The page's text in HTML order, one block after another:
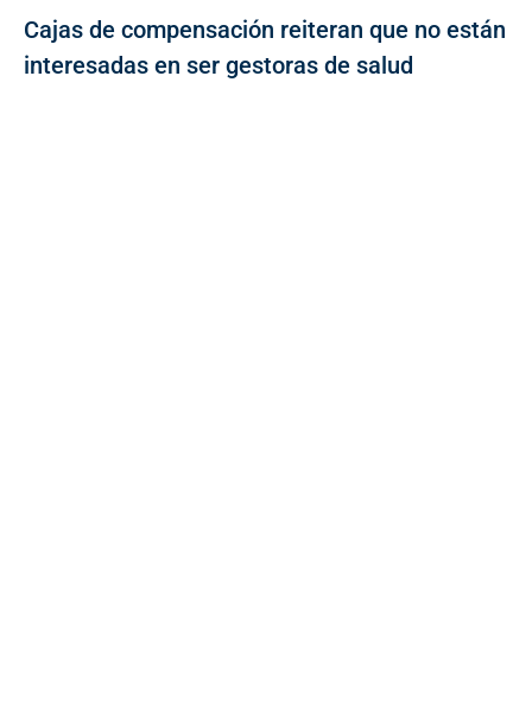
Cajas de compensación reiteran que no están
interesadas en ser gestoras de salud